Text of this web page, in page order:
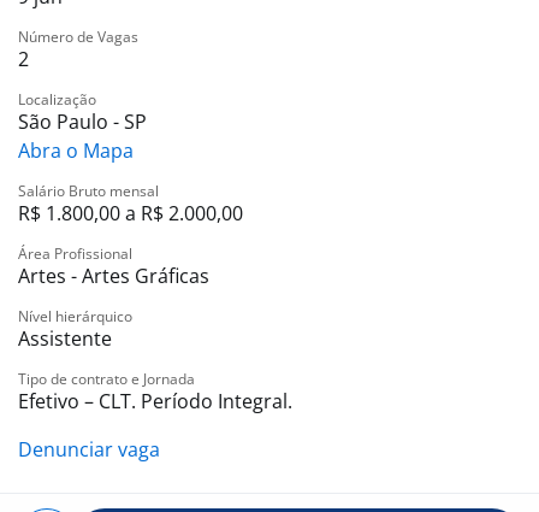
-. Bônus por resultado
Número de Vagas
2
Localização
São Paulo - SP
Abra o Mapa
Salário Bruto mensal
R$ 1.800,00 a R$ 2.000,00
Área Profissional
Artes - Artes Gráficas
Nível hierárquico
Assistente
Tipo de contrato e Jornada
Efetivo – CLT. Período Integral.
Denunciar vaga